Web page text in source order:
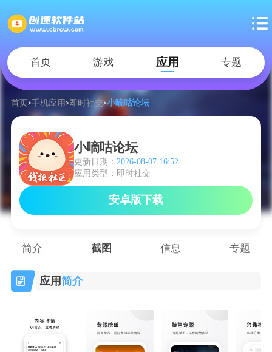
首页 游戏 应用 专题
首页 手机应用 即时社交 小嘀咕论坛
小嘀咕论坛
更新日期： 2026-08-07 16:52
应用类型：即时社交
安卓版下载
简介 截图 信息 专题
应用简介